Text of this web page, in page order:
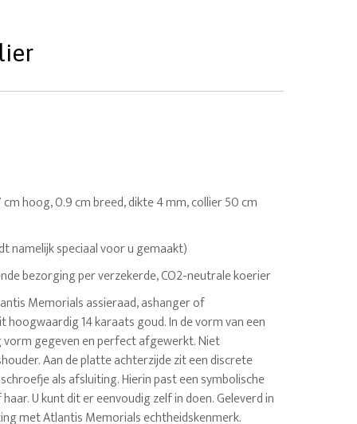
cm hoog, 0.9 cm breed, dikte 4 mm, collier 50 cm
namelijk speciaal voor u gemaakt)
bezorging per verzekerde, CO2-neutrale koerier
Memorials assieraad, ashanger of
hoogwaardig 14 karaats goud. In de vorm van een
gegeven en perfect afgewerkt. Niet
Aan de platte achterzijde zit een discrete
als afsluiting. Hierin past een symbolische
U kunt dit er eenvoudig zelf in doen. Geleverd in
met Atlantis Memorials echtheidskenmerk.